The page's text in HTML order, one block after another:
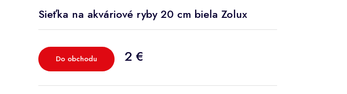
Sieťka na akváriové ryby 20 cm biela Zolux
Do obchodu 2 €